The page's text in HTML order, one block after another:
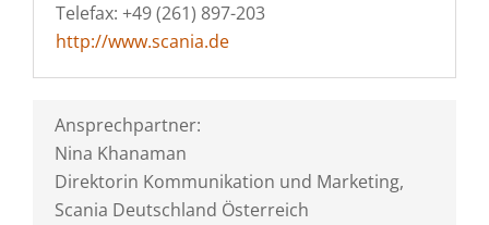
Telefax: +49 (261) 897-203
http://www.scania.de
Ansprechpartner:
Nina Khanaman
Direktorin Kommunikation und Marketing,
Scania Deutschland Österreich